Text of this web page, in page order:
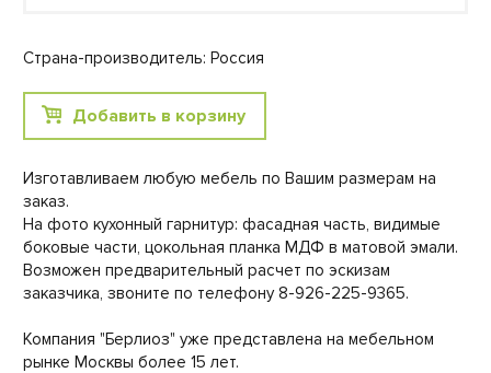
Страна-производитель: Россия
Добавить в корзину
Изготавливаем любую мебель по Вашим размерам на
заказ.
На фото кухонный гарнитур: фасадная часть, видимые
боковые части, цокольная планка МДФ в матовой эмали.
Возможен предварительный расчет по эскизам
заказчика, звоните по телефону 8-926-225-9365.
Компания "Берлиоз" уже представлена на мебельном
рынке Москвы более 15 лет.